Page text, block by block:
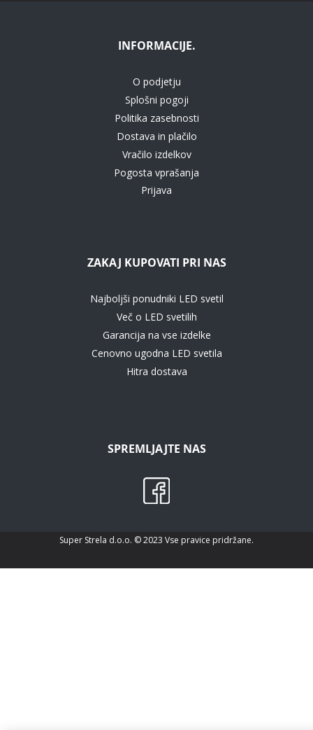
INFORMACIJE.
O podjetju
Splošni pogoji
Politika zasebnosti
Dostava in plačilo
Vračilo izdelkov
Pogosta vprašanja
Prijava
ZAKAJ KUPOVATI PRI NAS
Najboljši ponudniki LED svetil
Več o LED svetilih
Garancija na vse izdelke
Cenovno ugodna LED svetila
Hitra dostava
SPREMLJAJTE NAS
Super Strela d.o.o. © 2023 Vse pravice pridržane.